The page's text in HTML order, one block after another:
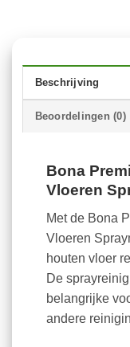
Beschrijving
Beoordelingen (0)
Bona
Vloeren
Met de Bona
Vloeren
houten vloer
De
belangrijke
andere